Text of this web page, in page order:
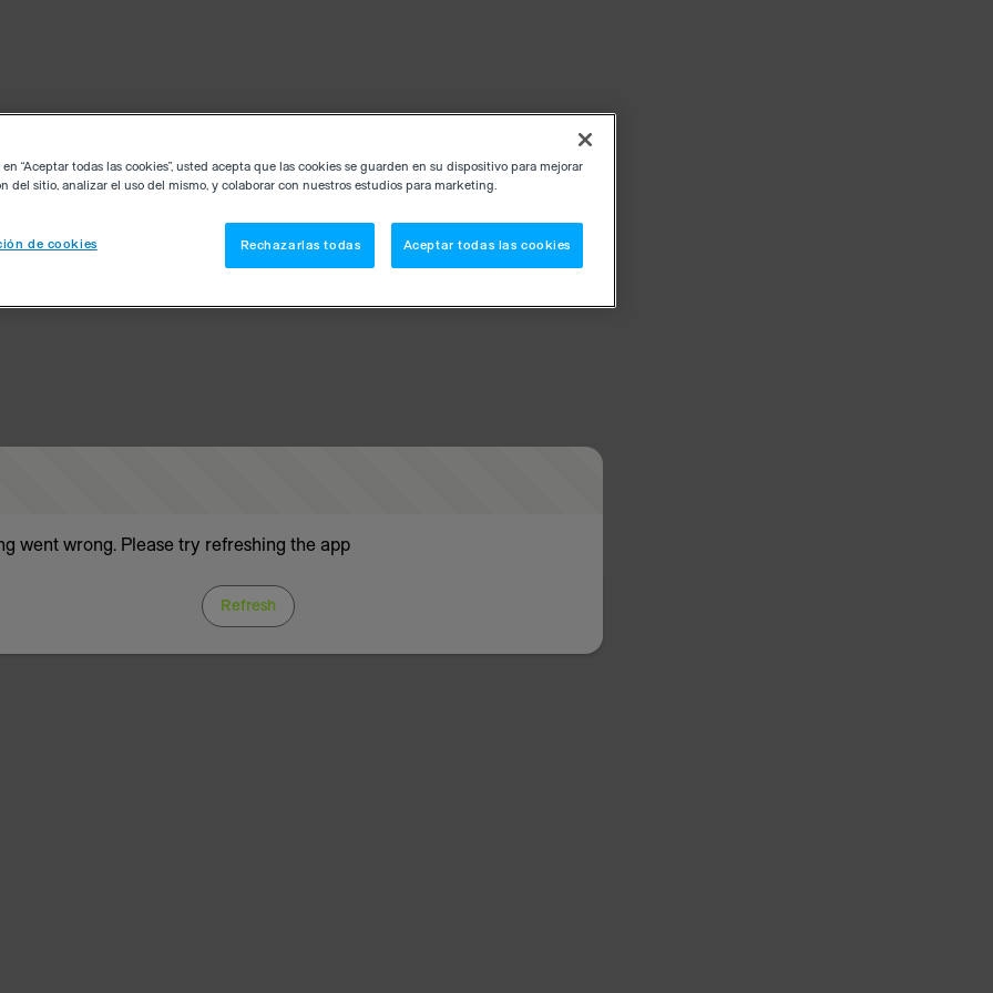
went wrong. Please try refreshing the app
Refresh
“Aceptar todas las cookies”, usted acepta que las cookies se guarden en su dispositivo para mejorar
del sitio, analizar el uso del mismo, y colaborar con nuestros estudios para marketing.
de cookies Rechazarlas todas Aceptar todas las cookies